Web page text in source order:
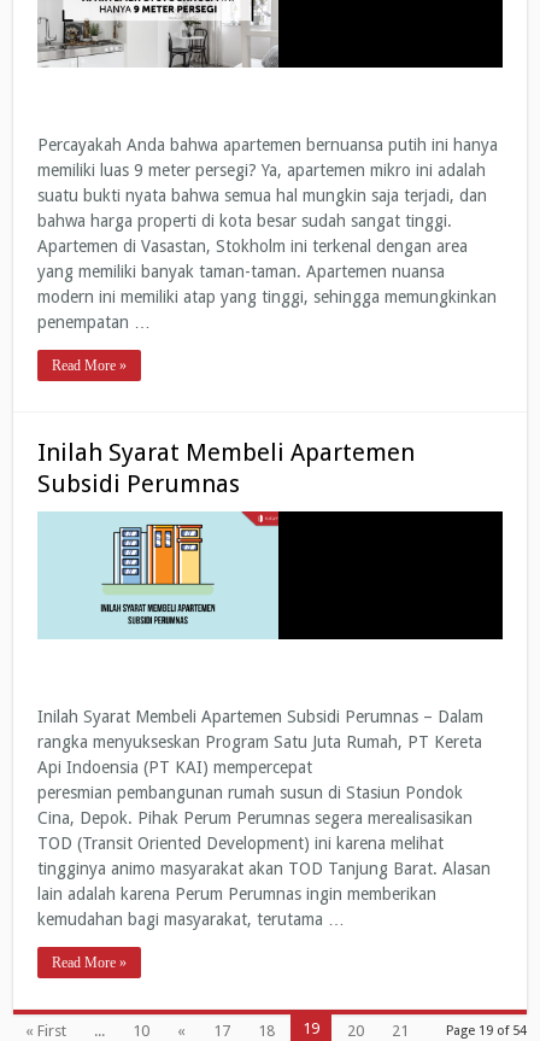
Percayakah Anda bahwa apartemen bernuansa putih ini hanya
memiliki luas 9 meter persegi? Ya, apartemen mikro ini adalah
suatu bukti nyata bahwa semua hal mungkin saja terjadi, dan
bahwa harga properti di kota besar sudah sangat tinggi.
Apartemen di Vasastan, Stokholm ini terkenal dengan area
yang memiliki banyak taman-taman. Apartemen nuansa
modern ini memiliki atap yang tinggi, sehingga memungkinkan
penempatan …
Read More »
Inilah Syarat Membeli Apartemen
Subsidi Perumnas
Inilah Syarat Membeli Apartemen Subsidi Perumnas – Dalam
rangka menyukseskan Program Satu Juta Rumah, PT Kereta
Api Indoensia (PT KAI) mempercepat
peresmian pembangunan rumah susun di Stasiun Pondok
Cina, Depok. Pihak Perum Perumnas segera merealisasikan
TOD (Transit Oriented Development) ini karena melihat
tingginya animo masyarakat akan TOD Tanjung Barat. Alasan
lain adalah karena Perum Perumnas ingin memberikan
kemudahan bagi masyarakat, terutama …
Read More »
Page 19 of 54
« First ... 10 « 17 18 19 20
21